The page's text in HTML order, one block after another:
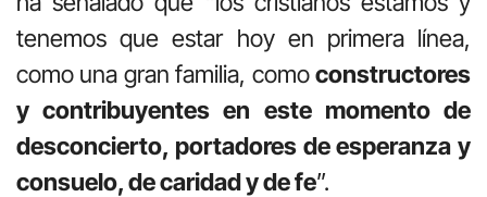
tenemos que estar hoy en primera línea,
como una gran familia, comoconstructores
y contribuyentes en este momento de
desconcierto, portadores de esperanza y
consuelo, de caridad y de fe”.